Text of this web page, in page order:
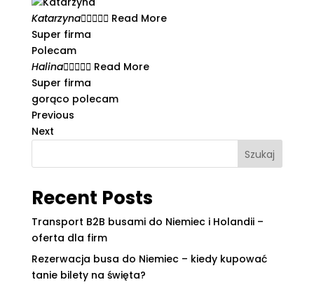
Katarzyna Read More
Super firma
Polecam
Halina Read More
Super firma
gorąco polecam
Previous
Next
Szukaj
Recent Posts
Transport B2B busami do Niemiec i Holandii –
oferta dla firm
Rezerwacja busa do Niemiec – kiedy kupować
tanie bilety na święta?